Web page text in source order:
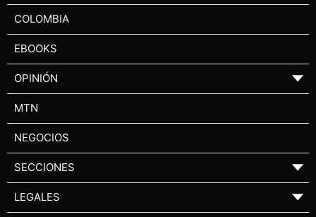
COLOMBIA
EBOOKS
OPINIÓN ▼
MTN
NEGOCIOS
SECCIONES ▼
LEGALES ▼